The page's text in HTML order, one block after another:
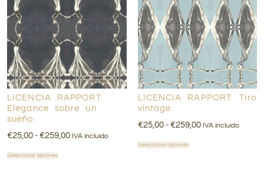
LICENCIA RAPPORT.
Elegance sobre un
sueño.
€25,00 - €259,00 IVA incluido
Seleccionar opciones
LICENCIA RAPPORT. Tiro
vintage.
€25,00 - €259,00 IVA incluido
Seleccionar opciones